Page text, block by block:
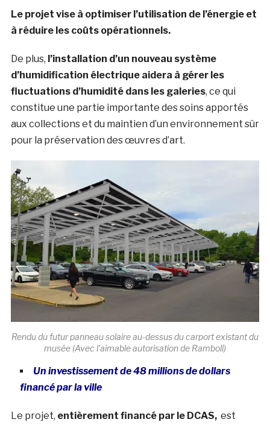
Le projet vise à optimiser l’utilisation de l’énergie et
à réduire les coûts opérationnels.
De plus, l’installation d’un nouveau système
d’humidification électrique aidera à gérer les
fluctuations d’humidité dans les galeries, ce qui
constitue une partie importante des soins apportés
aux collections et du maintien d’un environnement sûr
pour la préservation des œuvres d’art.
Rendu du futur panneau solaire au-dessus du carport existant du
musée (Avec l’aimable autorisation de Ramboll)
Un investissement de 48 millions de dollars
financé par la ville
Le projet, entièrement financé par le DCAS, est